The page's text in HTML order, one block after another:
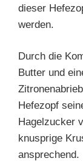
dieser
werden.
Durch die
Butter und
Hefezopf
Hagelzucker
knusprige
ansprechend.